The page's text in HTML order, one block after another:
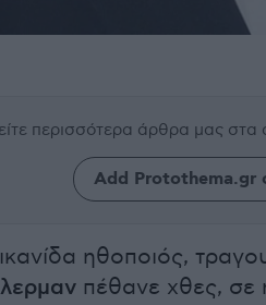
περισσότερα άρθρα μας στα
Add Protothema.gr
ηθοποιός,
πέθανε χθες, σε